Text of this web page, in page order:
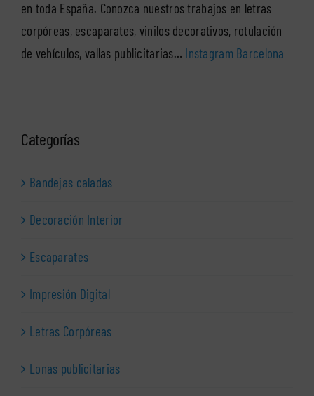
en toda España. Conozca nuestros trabajos en letras
corpóreas, escaparates, vinilos decorativos, rotulación
de vehículos, vallas publicitarias… Instagram Barcelona
Categorías
Bandejas caladas
Decoración Interior
Escaparates
Impresión Digital
Letras Corpóreas
Lonas publicitarias